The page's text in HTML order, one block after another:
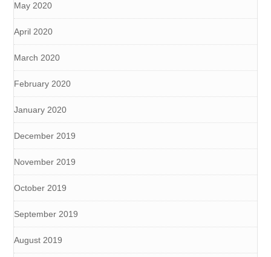
May 2020
April 2020
March 2020
February 2020
January 2020
December 2019
November 2019
October 2019
September 2019
August 2019